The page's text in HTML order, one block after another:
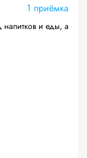
1 приёмка
и еды, а